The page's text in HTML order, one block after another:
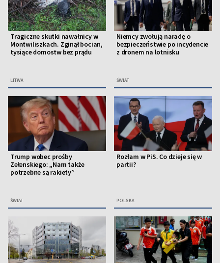
Tragiczne skutki nawałnicy w
Montwiliszkach. Zginął bocian,
tysiące domostw bez prądu
LITWA
Niemcy zwołują naradę o
bezpieczeństwie po incydencie
z dronem na lotnisku
ŚWIAT
Trump wobec prośby
Zełenskiego: „Nam także
potrzebne są rakiety”
ŚWIAT
Rozłam w PiS. Co dzieje się w
partii?
POLSKA